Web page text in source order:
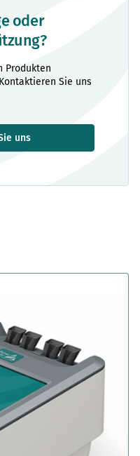
oder
Produkten
Sie uns
uns